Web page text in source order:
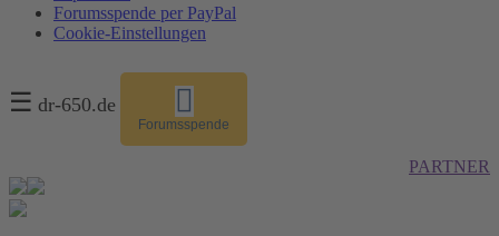
Forumsspende per PayPal
Cookie-Einstellungen
☰ dr-650.de
Forumsspende
PARTNER